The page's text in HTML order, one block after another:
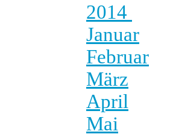
2014
Januar
Februar
März
April
Mai